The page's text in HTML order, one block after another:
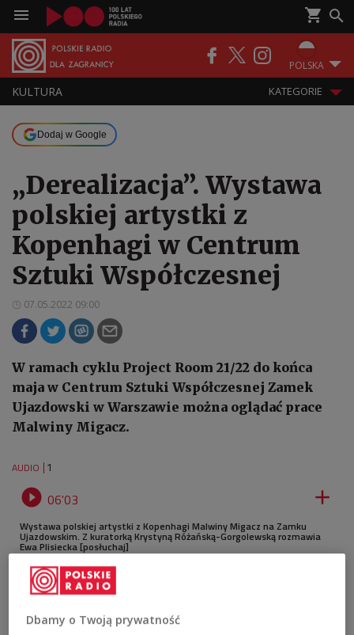
POLSKA
KULTURA KATEGORIE
Dodaj w Google
„Derealizacja”. Wystawa
polskiej artystki z
Kopenhagi w Centrum
Sztuki Współczesnej
07.05.2022 09:00
W ramach cyklu Project Room 21/22 do końca
maja w Centrum Sztuki Współczesnej Zamek
Ujazdowski w Warszawie można oglądać prace
Malwiny Migacz.
AUDIO 1
 06'03 
Wystawa polskiej artystki z Kopenhagi Malwiny Migacz na Zamku
Ujazdowskim. Z kuratorką Krystyną Różańską-Gorgolewską rozmawia
Ewa Plisiecka [posłuchaj]
Dbamy o Twoją prywatność